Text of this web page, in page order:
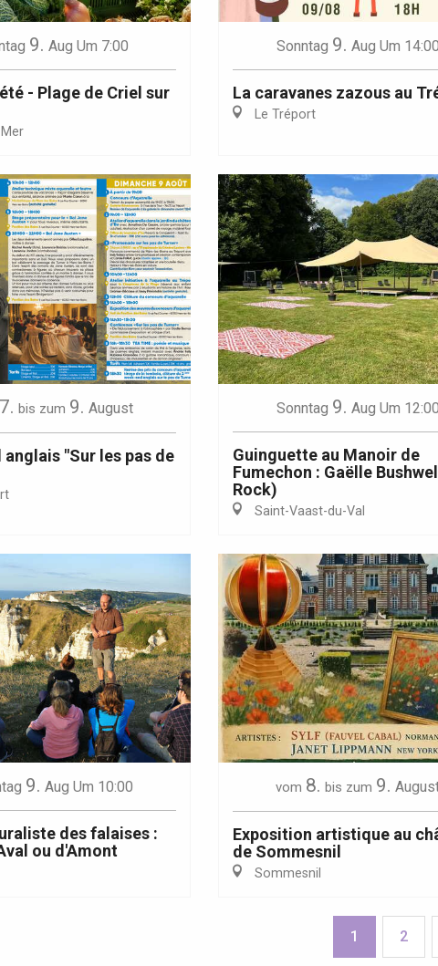
9. Aug Um 7:00
- Plage de Criel sur
Sonntag 9. Aug Um 14:00
La caravanes zazous au
Le Tréport
7. bis zum 9. August
anglais "Sur les pas de
Sonntag 9. Aug Um 12:00
Guinguette au Manoir de
Fumechon : Gaëlle
Rock)
Saint-Vaast-du-Val
9. Aug Um 10:00
des falaises :
ou d'Amont
vom 8. bis zum 9.
Exposition artistique au
de Sommesnil
Sommesnil
1 2